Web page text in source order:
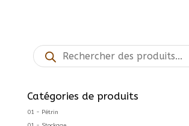
Recherche
de
produits
Catégories de produits
01 - Pétrin